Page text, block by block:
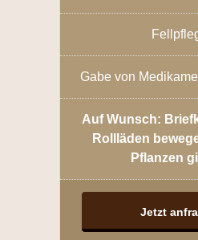
Gabe von
Auf Wunsch:
Rollläden
Pflanzen
Jetzt